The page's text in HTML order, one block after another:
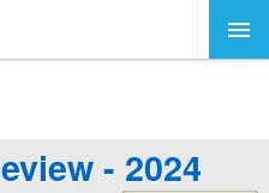
- 2024